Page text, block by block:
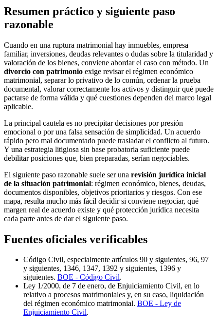
Resumen práctico y siguiente paso
razonable
Cuando en una ruptura matrimonial hay inmuebles, empresa
familiar, inversiones, deudas relevantes o dudas sobre la titularidad y
valoración de los bienes, conviene abordar el caso con método. Un
divorcio con patrimonio exige revisar el régimen económico
matrimonial, separar lo privativo de lo común, ordenar la prueba
documental, valorar correctamente los activos y distinguir qué puede
pactarse de forma válida y qué cuestiones dependen del marco legal
aplicable.
La principal cautela es no precipitar decisiones por presión
emocional o por una falsa sensación de simplicidad. Un acuerdo
rápido pero mal documentado puede trasladar el conflicto al futuro.
Y una estrategia litigiosa sin base probatoria suficiente puede
debilitar posiciones que, bien preparadas, serían negociables.
El siguiente paso razonable suele ser una revisión jurídica inicial
de la situación patrimonial: régimen económico, bienes, deudas,
documentos disponibles, objetivos prioritarios y riesgos. Con ese
mapa, resulta mucho más fácil decidir si conviene negociar, qué
margen real de acuerdo existe y qué protección jurídica necesita
cada parte antes de dar el siguiente paso.
Fuentes oficiales verificables
Código Civil, especialmente artículos 90 y siguientes, 96, 97
y siguientes, 1346, 1347, 1392 y siguientes, 1396 y
siguientes. BOE - Código Civil.
Ley 1/2000, de 7 de enero, de Enjuiciamiento Civil, en lo
relativo a procesos matrimoniales y, en su caso, liquidación
del régimen económico matrimonial. BOE - Ley de
Enjuiciamiento Civil.